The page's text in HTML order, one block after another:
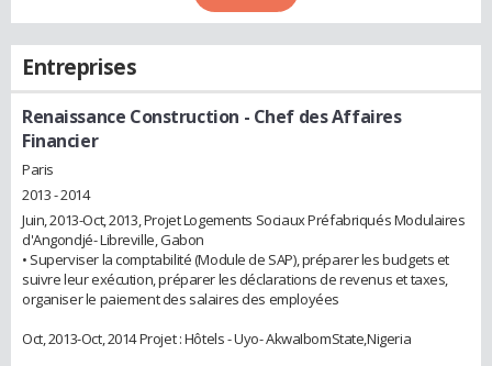
Entreprises
Renaissance Construction - Chef des Affaires
Financier
Paris
2013 - 2014
Juin, 2013-Oct, 2013, Projet Logements Sociaux Préfabriqués Modulaires
d'Angondjé- Libreville, Gabon
• Superviser la comptabilité (Module de SAP), préparer les budgets et
suivre leur exécution, préparer les déclarations de revenus et taxes,
organiser le paiement des salaires des employées
Oct, 2013-Oct, 2014 Projet : Hôtels - Uyo- AkwaIbomState,Nigeria